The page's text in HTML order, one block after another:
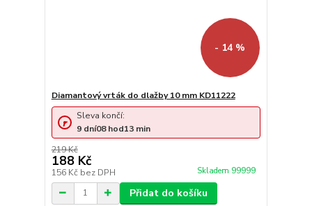
- 14 %
Diamantový vrták do dlažby 10 mm KD11222
219 Kč
188 Kč
156 Kč bez DPH Skladem 99999
Sleva končí:
9 dní08hod13 min
Přidat do košíku